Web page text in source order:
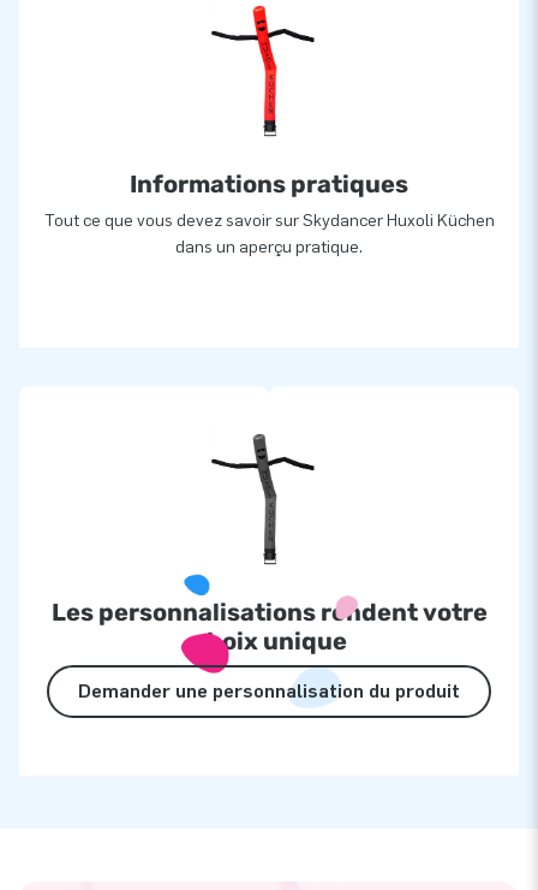
Informations pratiques
Tout ce que vous devez savoir sur Skydancer Huxoli Küchen
dans un aperçu pratique.
Les personnalisations rendent votre
choix unique
Demander une personnalisation du produit